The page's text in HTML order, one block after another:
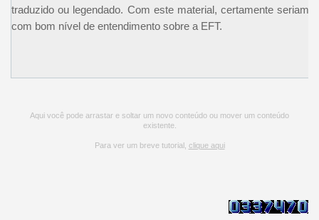
traduzido ou legendado. Com este material, certamente seriam
com bom nível de entendimento sobre a EFT.
Aqui você pode arrastar e soltar um novo conteúdo ou mover um conteúdo
existente.
Para ver um breve tutorial, clique aqui